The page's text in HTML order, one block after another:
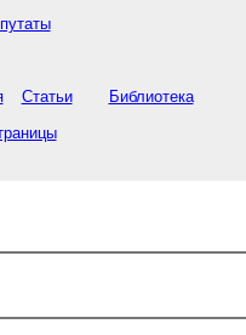
Статьи
Библиотека